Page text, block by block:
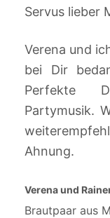
Servus lieber
Verena und
bei Dir
Perfekte
Partymusik.
Ahnung.
Verena und
Brautpaar aus